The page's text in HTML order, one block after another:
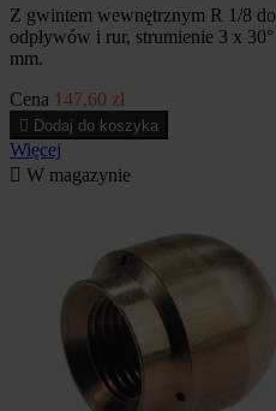
Z gwintem wewnętrznym R 1/8
odpływów i rur, strumienie 3 x
mm.
Cena 147,60 zł
 Dodaj do koszyka
Więcej
 W magazynie